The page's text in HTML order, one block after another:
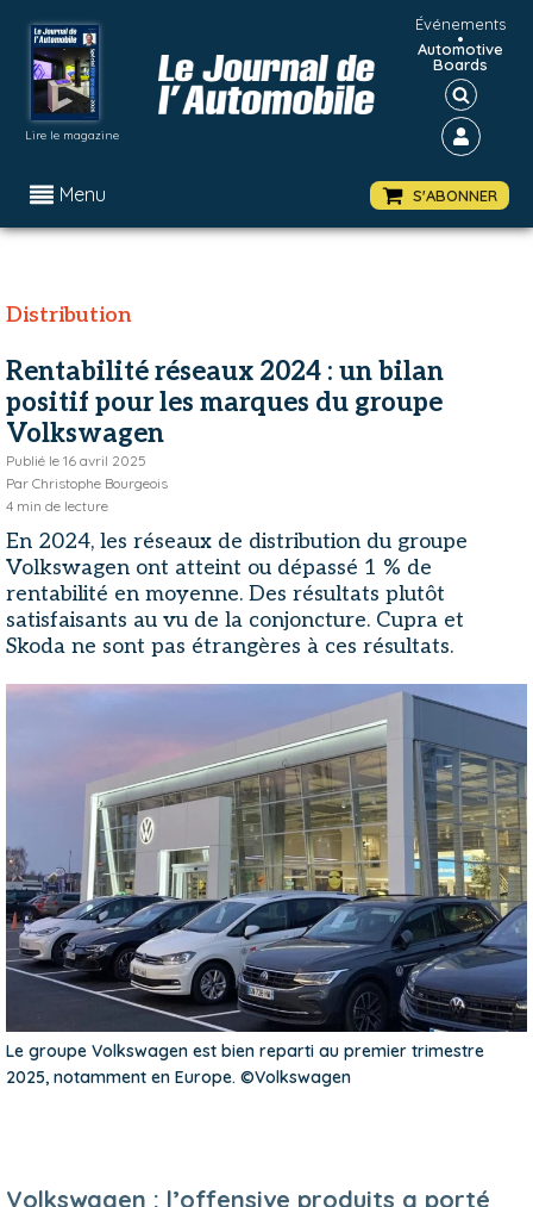
Lire le magazine
Événements
•
Automotive
Boards
Menu S'ABONNER
Distribution
Rentabilité réseaux 2024 : un bilan
positif pour les marques du groupe
Volkswagen
Publié le 16 avril 2025
Par Christophe Bourgeois
4 min de lecture
En 2024, les réseaux de distribution du groupe
Volkswagen ont atteint ou dépassé 1 % de
rentabilité en moyenne. Des résultats plutôt
satisfaisants au vu de la conjoncture. Cupra et
Skoda ne sont pas étrangères à ces résultats.
Le groupe Volkswagen est bien reparti au premier trimestre
2025, notamment en Europe. ©Volkswagen
Volkswagen : l’offensive produits a porté